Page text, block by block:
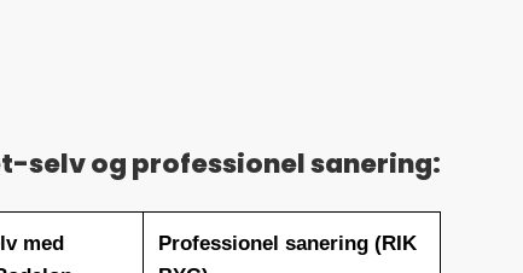
selv og professionel sanering:
med
Professionel sanering (RIK